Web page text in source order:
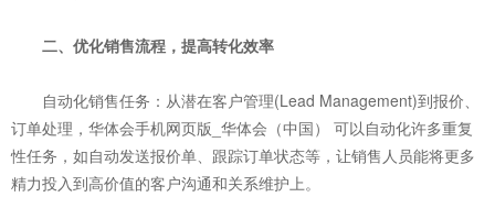
二、优化销售流程，提高转化效率
自动化销售任务：从潜在客户管理(Lead Management)到报价、
订单处理，华体会手机网页版_华体会（中国） 可以自动化许多重复
性任务，如自动发送报价单、跟踪订单状态等，让销售人员能将更多
精力投入到高价值的客户沟通和关系维护上。